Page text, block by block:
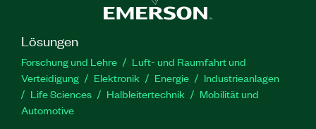
Lösungen
Forschung und Lehre
Luft- und Raumfahrt und
Verteidigung
Elektronik Energie
Industrieanlagen
Life Sciences
Halbleitertechnik
Mobilität und
Automotive